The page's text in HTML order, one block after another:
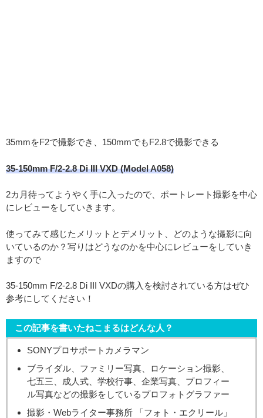
35mmをF2で撮影でき、150mmでもF2.8で撮影できる
35-150mm F/2-2.8 Di III VXD (Model A058)
2カ月待ってようやく手に入ったので、ポートレート撮影を中心
にレビューをしていきます。
使ってみて感じたメリットとデメリット、どのような撮影に向
いているのか？写りはどうなのかを中心にレビューをしていき
ますので
35-150mm F/2-2.8 Di III VXDの購入を検討されている方はぜひ
参考にしてください！
この記事を書いたねこまるはどんな人？
SONYプロサポートカメラマン
ブライダル、ファミリー写真、ロケーション撮影、
七五三、成人式、学校行事、企業写真、プロフィー
ル写真などの撮影をしているプロフォトグラファー
撮影・Webライター事務所 「フォト・エクリール」